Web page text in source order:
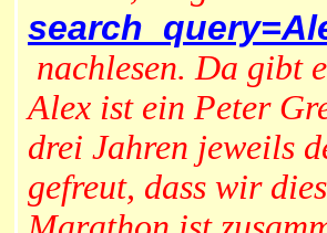
nachlesen. Da gibt
Alex ist ein Peter
drei Jahren jeweils
gefreut, dass wir